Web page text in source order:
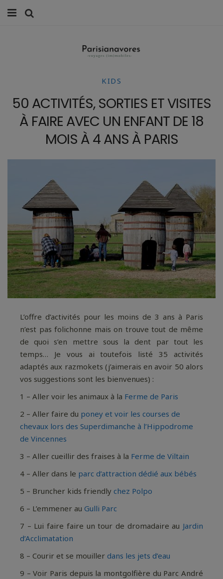
FAMILLE
VOYAGES
WEEK-ENDS
BALADES À PARIS
0,00€
KIDS
50 ACTIVITÉS, SORTIES ET VISITES
À FAIRE AVEC UN ENFANT DE 18
MOIS À 4 ANS À PARIS
L’offre d’activités pour les moins de 3 ans à Paris
n’est pas folichonne mais on trouve tout de même
de quoi s’en mettre sous la dent par tout les
temps… Je vous ai toutefois listé 35 activités
adaptés aux razmokets (j’aimerais en avoir 50 alors
vos suggestions sont les bienvenues) :
1 – Aller voir les animaux à la Ferme de Paris
2 – Aller faire du poney et voir les courses de
chevaux lors des Superdimanche à l’Hippodrome
de Vincennes
3 – Aller cueillir des fraises à la Ferme de Viltain
4 – Aller dans le parc d’attraction dédié aux bébés
5 – Bruncher kids friendly chez Polpo
6 – L’emmener au Gulli Parc
7 – Lui faire faire un tour de dromadaire au Jardin
d’Acclimatation
8 – Courir et se mouiller dans les jets d’eau
9 – Voir Paris depuis la montgolfière du Parc André